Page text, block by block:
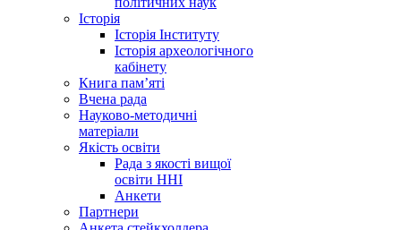
Історія
Історія Інституту
Історія археологічного
кабінету
Книга памʼяті
Вчена рада
Науково-методичні
матеріали
Якість освіти
Рада з якості вищої
освіти ННІ
Анкети
Партнери